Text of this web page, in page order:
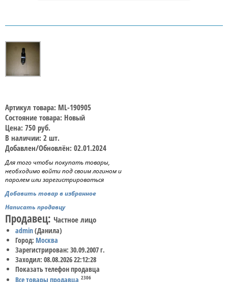
Артикул товара: ML-190905
Состояние товара: Новый
Цена: 750 руб.
В наличии: 2 шт.
Добавлен/Обновлён: 02.01.2024
Для того чтобы покупать товары,
необходимо войти под своим логином и
паролем или зарегистрироваться
Добавить товар в избранное
Написать продавцу
Продавец: Частное лицо
admin(Данила)
Город: Москва
Зарегистрирован: 30.09.2007 г.
Заходил: 08.08.2026 22:12:28
Показать телефон продавца
Все товары продавца 2306